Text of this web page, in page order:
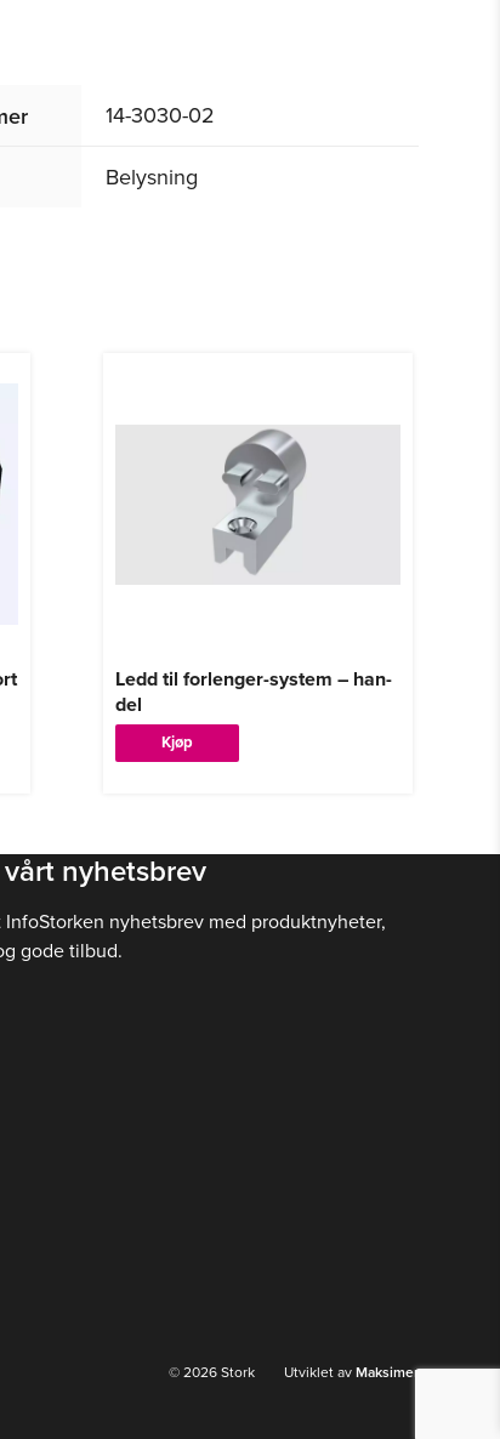
14-3030-02
Belysning
Ledd til forlenger-system – han-
del
Kjøp
nyhetsbrev
nyhetsbrev med produktnyheter,
gode tilbud.
© 2026 Stork Utviklet avMaksimer